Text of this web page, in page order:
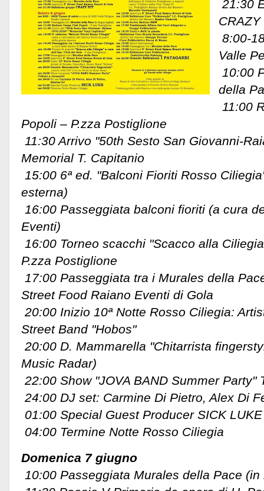
21:30
8:00-
Valle
10:00
della
11:00
Popoli – P.zza Postiglione
11:30 Arrivo "50th Sesto San Giovanni-
Memorial T. Capitanio
15:00 6ª ed. "Balconi Fioriti Rosso
esterna)
16:00 Passeggiata balconi fioriti (a cura
Eventi)
16:00 Torneo scacchi "Scacco alla
P.zza Postiglione
17:00 Passeggiata tra i Murales della
Street Food Raiano Eventi di Gola
20:00 Inizio 10ª Notte Rosso Ciliegia:
Street Band "Hobos"
20:00 D. Mammarella "Chitarrista
Music Radar)
22:00 Show "JOVA BAND Summer Party"
24:00 DJ set: Carmine Di Pietro, Alex Di
01:00 Special Guest Producer SICK LUKE
04:00 Termine Notte Rosso Ciliegia
Domenica 7 giugno
10:00 Passeggiata Murales della Pace (in